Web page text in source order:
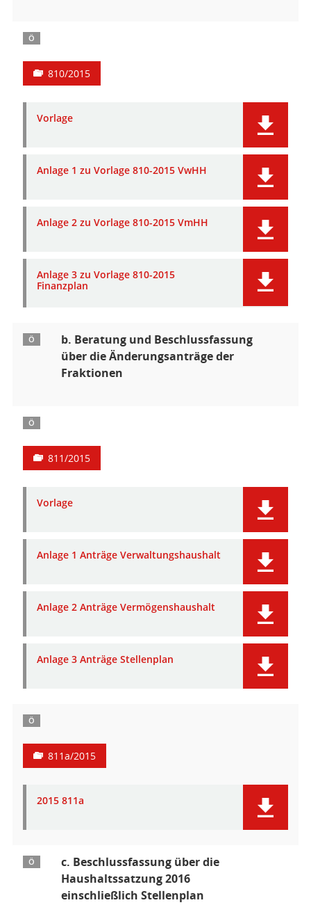
Ö
810/2015
Vorlage
Anlage 1 zu Vorlage 810-2015 VwHH
Anlage 2 zu Vorlage 810-2015 VmHH
Anlage 3 zu Vorlage 810-2015
Finanzplan
Ö
b. Beratung und Beschlussfassung
über die Änderungsanträge der
Fraktionen
Ö
811/2015
Vorlage
Anlage 1 Anträge Verwaltungshaushalt
Anlage 2 Anträge Vermögenshaushalt
Anlage 3 Anträge Stellenplan
Ö
811a/2015
2015 811a
Ö
c. Beschlussfassung über die
Haushaltssatzung 2016
einschließlich Stellenplan